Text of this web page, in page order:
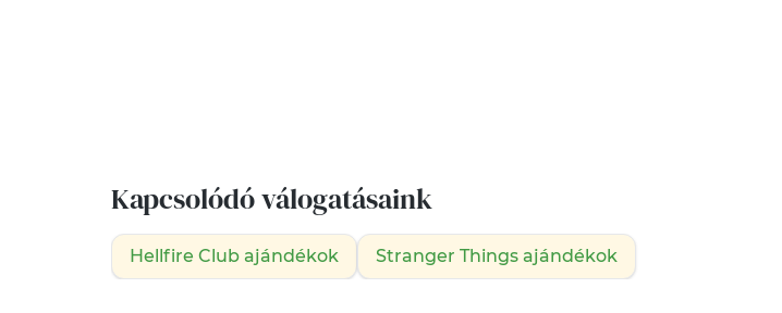
Kapcsolódó válogatásaink
Hellfire Club ajándékok Stranger Things ajándékok